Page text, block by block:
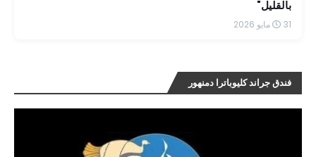
بالقليل"
31 مايو 2026
فندق جراند كليوباترا دمنهور